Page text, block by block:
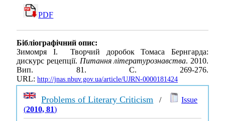
PDF
Бібліографічний опис:
Зимомря І. Творчий доробок Томаса Бернгарда:
дискурс рецепції. Питання літературознавства. 2010.
Вип. 81. С. 269-276.
URL: http://jnas.nbuv.gov.ua/article/UJRN-0000181424
Problems of Literary Criticism /
Issue
(2010, 81)